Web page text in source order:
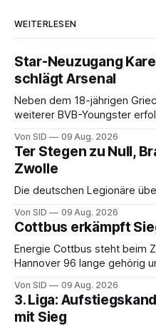
WEITERLESEN
Star-Neuzugang
schlägt Arsenal
Neben dem 18-jährigen
weiterer BVB-Youngster
Von SID 09 Aug. 2026
Ter Stegen zu Null,
Zwolle
Die deutschen Legionäre
Von SID 09 Aug. 2026
Cottbus erkämpft
Energie Cottbus steht beim
Hannover 96 lange gehörig
Von SID 09 Aug. 2026
3. Liga:
mit Sieg